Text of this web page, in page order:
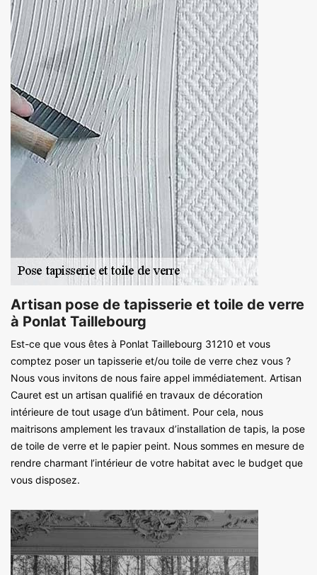
Artisan pose de tapisserie et toile de verre
à Ponlat Taillebourg
Est-ce que vous êtes à Ponlat Taillebourg 31210 et vous
comptez poser un tapisserie et/ou toile de verre chez vous ?
Nous vous invitons de nous faire appel immédiatement. Artisan
Cauret est un artisan qualifié en travaux de décoration
intérieure de tout usage d’un bâtiment. Pour cela, nous
maitrisons amplement les travaux d’installation de tapis, la pose
de toile de verre et le papier peint. Nous sommes en mesure de
rendre charmant l’intérieur de votre habitat avec le budget que
vous disposez.